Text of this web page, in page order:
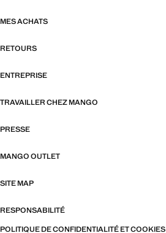
MES ACHATS
RETOURS
ENTREPRISE
TRAVAILLER CHEZ MANGO
PRESSE
MANGO OUTLET
SITE MAP
RESPONSABILITÉ
POLITIQUE DE CONFIDENTIALITÉ ET COOKIES